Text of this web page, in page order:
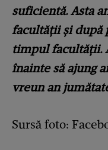
suficientă. Asta
facultății și după
timpul facultății.
înainte să ajung
vreun an
Sursă foto: